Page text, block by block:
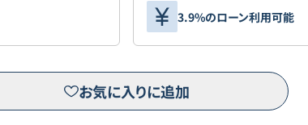
3.9%のローン利用可能
お気に入りに追加